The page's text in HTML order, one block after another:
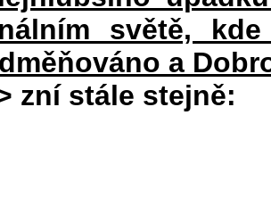
světě,
a
zní stále stejně: